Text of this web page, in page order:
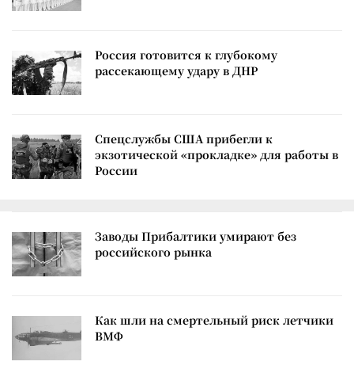
Россия готовится к глубокому
рассекающему удару в ДНР
Спецслужбы США прибегли к
экзотической «прокладке» для работы в
России
Заводы Прибалтики умирают без
российского рынка
Как шли на смертельный риск летчики
ВМФ